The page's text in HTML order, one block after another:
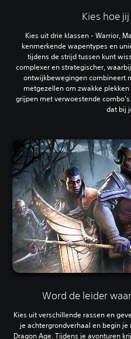
Kies hoe
Kies uit drie klassen - Warrior,
kenmerkende wapentypes en
tijdens de strijd tussen kunt
complexer en strategischer,
ontwijkbewegingen combineert
metgezellen om zwakke
grijpen met verwoestende
dat bij
Word de leider
Kies uit verschillende rassen en
je achtergrondverhaal en begin
Dragon Age. Tijdens je avonturen